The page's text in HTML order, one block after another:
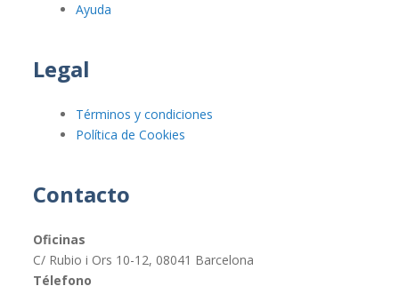
Ayuda
Legal
Términos y condiciones
Política de Cookies
Contacto
Oficinas
C/ Rubio i Ors 10-12, 08041 Barcelona
Télefono